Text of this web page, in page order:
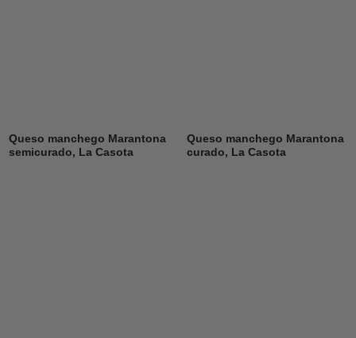
Queso manchego Marantona
semicurado, La Casota
Queso manchego Marantona
curado, La Casota